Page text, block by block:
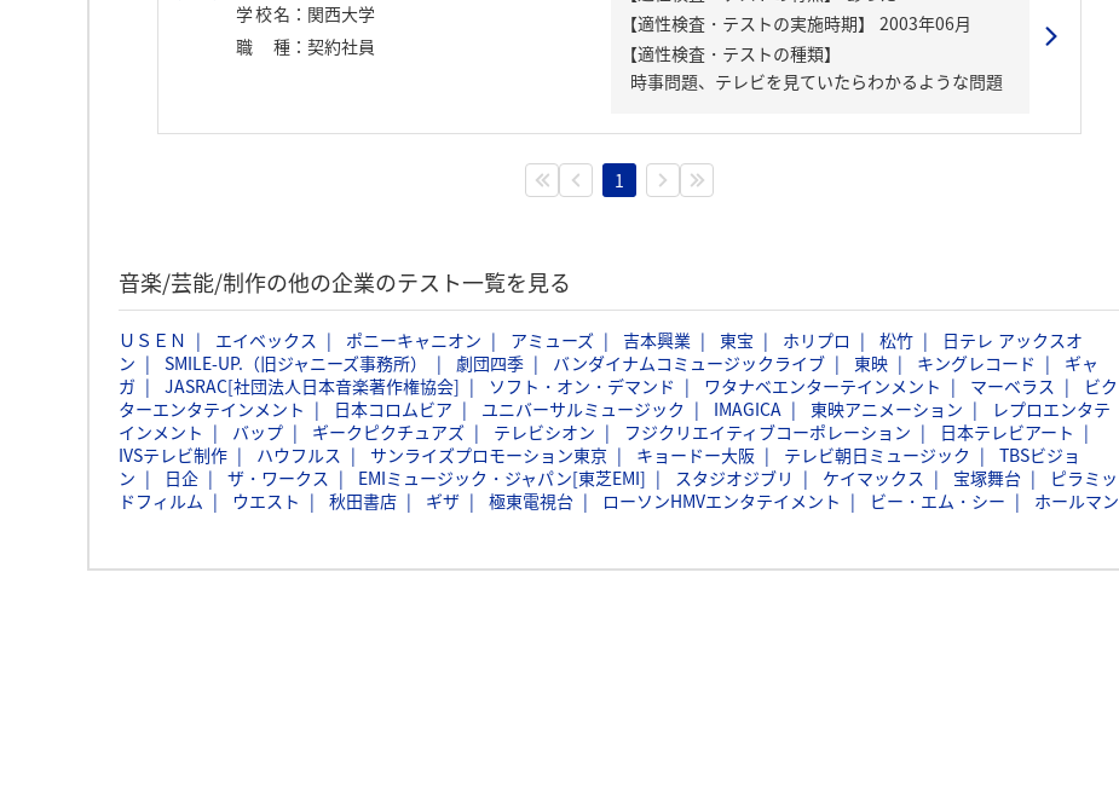
学校名 ： 関西大学
職種 ： 契約社員
【適性検査・テストの種類】
時事問題、テレビを見ていたらわかるような問題
1
音楽/芸能/制作の他の企業のテスト一覧を見る
ＵＳＥＮ エイベックス ポニーキャニオン アミューズ 吉本興業 東宝 ホリプロ 松竹
日テレ アックスオ
ン
SMILE-UP.（旧ジャニーズ事務所） 劇団四季 バンダイナムコミュージックライブ 東映 キングレコード
ギャ
ガ
JASRAC[社団法人日本音楽著作権協会] ソフト・オン・デマンド ワタナベエンターテインメント マーベラス
ビク
ターエンタテインメント
日本コロムビア ユニバーサルミュージック IMAGICA 東映アニメーション
レプロエンタテ
インメント
バップ ギークピクチュアズ テレビシオン フジクリエイティブコーポレーション
日本テレビアート
IVSテレビ制作
ハウフルス サンライズプロモーション東京 キョードー大阪 テレビ朝日ミュージック
TBSビジョ
ン
日企 ザ・ワークス EMIミュージック・ジャパン[東芝EMI] スタジオジブリ ケイマックス 宝塚舞台
ピラミッ
ドフィルム
ウエスト 秋田書店 ギザ 極東電視台 ローソンHMVエンタテイメント ビー・エム・シー ホールマン